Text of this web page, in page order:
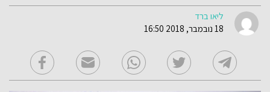
ליאו ברד
18 נובמבר, 2018 16:50